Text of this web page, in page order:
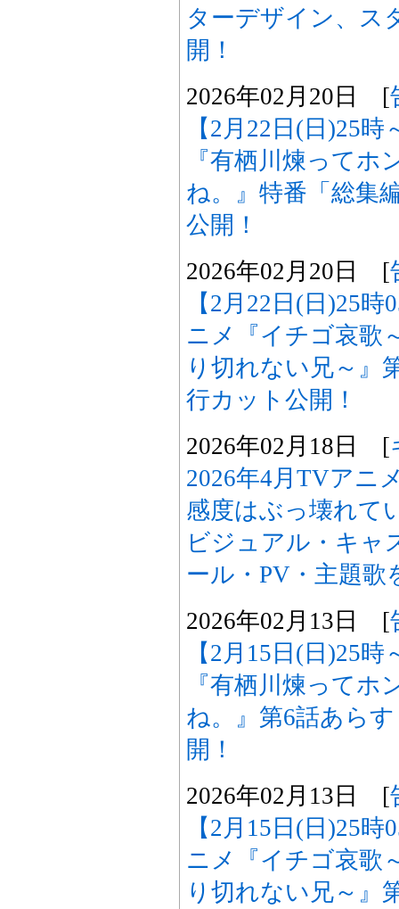
ターデザイン、ス
開！
2026年02月20日 [
【2月22日(日)25
『有栖川煉ってホ
ね。』特番「総集
公開！
2026年02月20日 [
【2月22日(日)25
ニメ『イチゴ哀歌
り切れない兄～
行カット公開！
2026年02月18日 [
2026年4月TVアニ
感度はぶっ壊れて
ビジュアル・キャ
ール・PV・主題歌
2026年02月13日 [
【2月15日(日)25
『有栖川煉ってホ
ね。』第6話あら
開！
2026年02月13日 [
【2月15日(日)25
ニメ『イチゴ哀歌
り切れない兄～